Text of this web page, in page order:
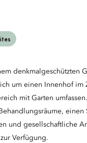
denkmalgeschützten
um einen Innenhof
mit Garten
und gesellschaftliche
Verfügung.